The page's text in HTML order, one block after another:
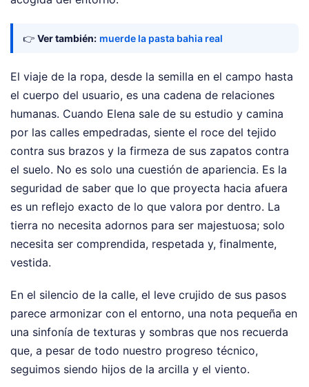
👉 Ver también: muerde la pasta bahia real
El viaje de la ropa, desde la semilla en el campo hasta
el cuerpo del usuario, es una cadena de relaciones
humanas. Cuando Elena sale de su estudio y camina
por las calles empedradas, siente el roce del tejido
contra sus brazos y la firmeza de sus zapatos contra
el suelo. No es solo una cuestión de apariencia. Es la
seguridad de saber que lo que proyecta hacia afuera
es un reflejo exacto de lo que valora por dentro. La
tierra no necesita adornos para ser majestuosa; solo
necesita ser comprendida, respetada y, finalmente,
vestida.
En el silencio de la calle, el leve crujido de sus pasos
parece armonizar con el entorno, una nota pequeña en
una sinfonía de texturas y sombras que nos recuerda
que, a pesar de todo nuestro progreso técnico,
seguimos siendo hijos de la arcilla y el viento.